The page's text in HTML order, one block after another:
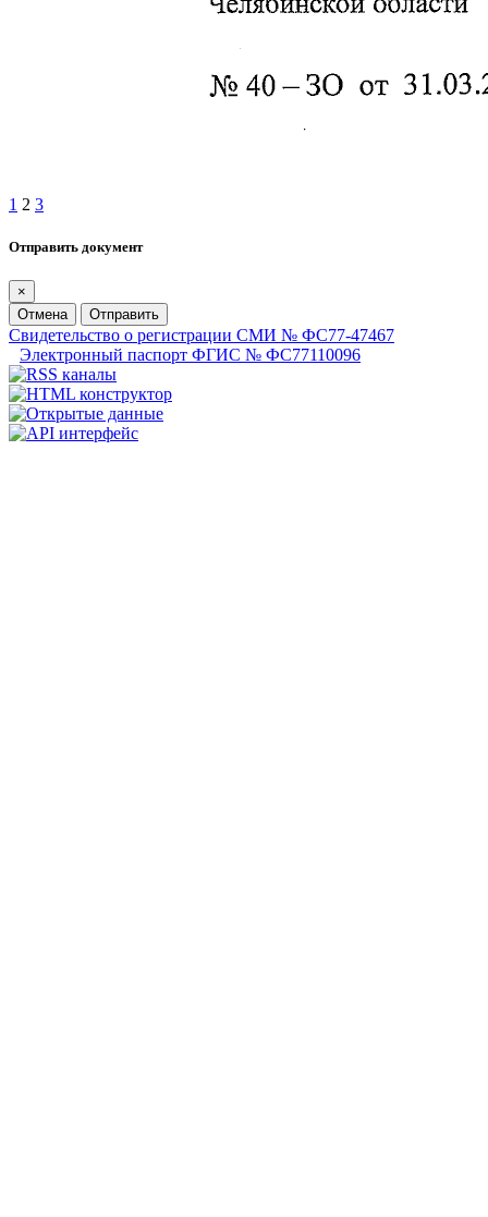
1 2 3
Отправить документ
×
Отмена
Отправить
Свидетельство о регистрации СМИ № ФС77-47467
Электронный паспорт ФГИС № ФС77110096